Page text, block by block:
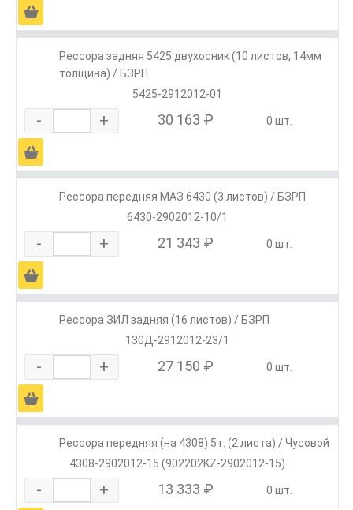
Ä
Рессора задняя 5425 двухосник (10 листов, 14мм
толщина) / БЗРП
5425-2912012-01
- + 30 163 ₽ 0 шт.
Ä
Рессора передняя МАЗ 6430 (3 листов) / БЗРП
6430-2902012-10/1
- + 21 343 ₽ 0 шт.
Ä
Рессора ЗИЛ задняя (16 листов) / БЗРП
130Д-2912012-23/1
- + 27 150 ₽ 0 шт.
Ä
Рессора передняя (на 4308) 5т. (2 листа) / Чусовой
4308-2902012-15 (902202KZ-2902012-15)
- + 13 333 ₽ 0 шт.